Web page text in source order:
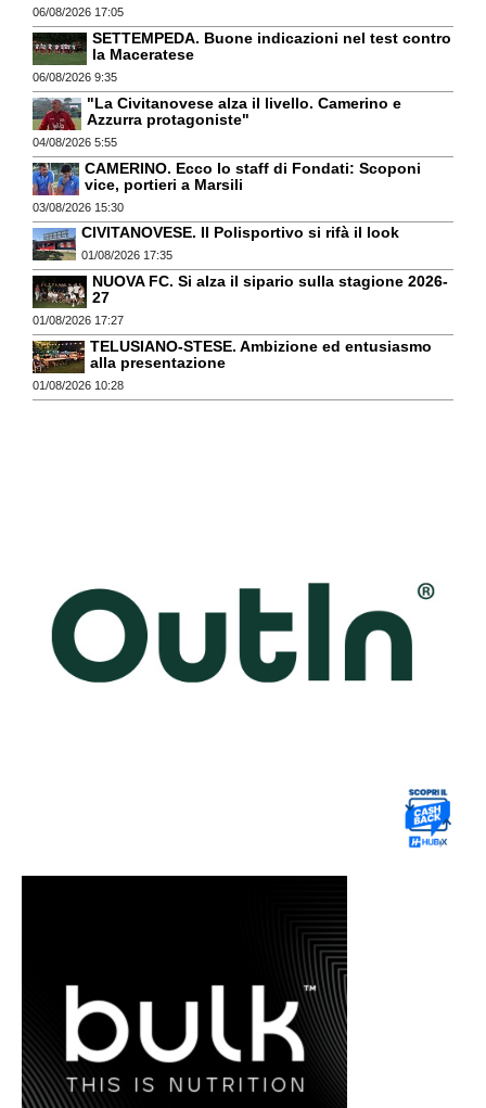
06/08/2026 17:05
SETTEMPEDA. Buone indicazioni nel test contro
la Maceratese
06/08/2026 9:35
"La Civitanovese alza il livello. Camerino e
Azzurra protagoniste"
04/08/2026 5:55
CAMERINO. Ecco lo staff di Fondati: Scoponi
vice, portieri a Marsili
03/08/2026 15:30
CIVITANOVESE. Il Polisportivo si rifà il look
01/08/2026 17:35
NUOVA FC. Si alza il sipario sulla stagione 2026-
27
01/08/2026 17:27
TELUSIANO-STESE. Ambizione ed entusiasmo
alla presentazione
01/08/2026 10:28